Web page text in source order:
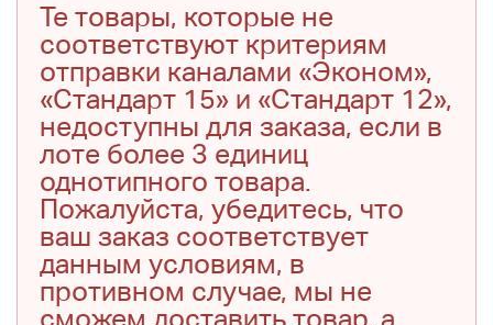
Те товары, которые не
соответствуют критериям
отправки каналами «Эконом»,
«Стандарт 15» и «Стандарт 12»,
недоступны для заказа, если в
лоте более 3 единиц
однотипного товара.
Пожалуйста, убедитесь, что
ваш заказ соответствует
данным условиям, в
противном случае, мы не